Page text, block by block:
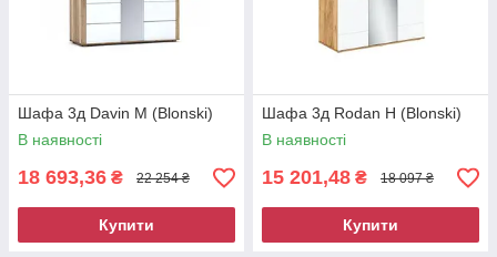
Шафа 3д Davin М (Blonski)
В наявності
18 693,36 ₴ 22 254 ₴
Купити
Шафа 3д Rodan H (Blonski)
В наявності
15 201,48 ₴ 18 097 ₴
Купити